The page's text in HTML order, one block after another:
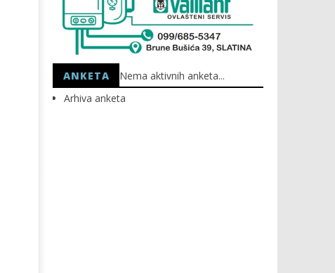
25.11.2024.
HEP: Bez struje
25.11.2024.
slatina.net
ANKETA
Nema aktivnih anketa...
Arhiva anketa